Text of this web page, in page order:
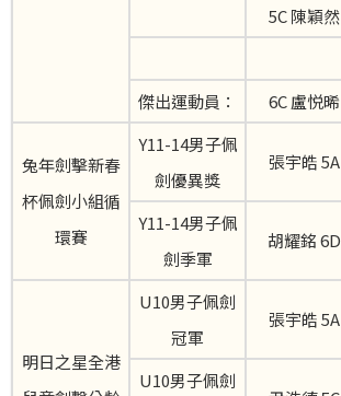
5C 陳穎然
傑出運動員： 6C 盧悦晞
兔年劍擊新春
杯佩劍小組循
環賽
Y11-14男子佩
劍優異獎
張宇皓 5A
Y11-14男子佩
劍季軍
胡耀銘 6D
明日之星全港
U10男子佩劍
冠軍
張宇皓 5A
U10男子佩劍